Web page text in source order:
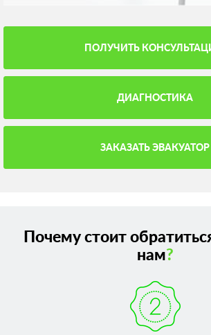
ПОЛУЧИТЬ
ДИАГНОСТИКА
ЗАКАЗАТЬ ЭВАКУАТОР
Почему стоит
нам?